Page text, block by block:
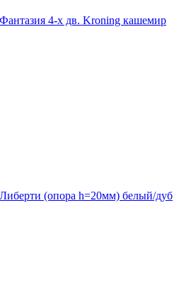
4-х дв. Kroning кашемир
(опора h=20мм) белый/дуб